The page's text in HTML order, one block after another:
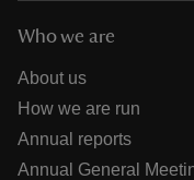
Who we are
About us
How we are run
Annual reports
Annual General